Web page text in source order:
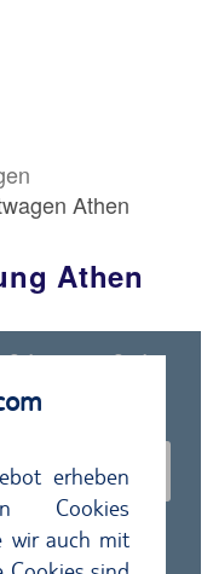
Athen
Athen